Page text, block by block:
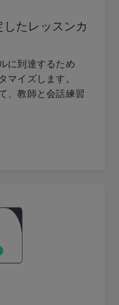
たレッスンカ
に到達するため
マイズします。
、教師と会話練習